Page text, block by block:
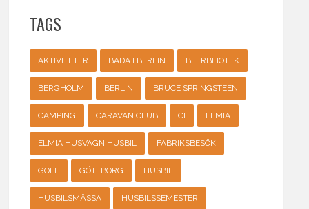
TAGS
AKTIVITETER BADA I BERLIN BEERBLIOTEK
BERGHOLM BERLIN BRUCE SPRINGSTEEN
CAMPING CARAVAN CLUB CI ELMIA
ELMIA HUSVAGN HUSBIL FABRIKSBESÖK
GOLF GÖTEBORG HUSBIL
HUSBILSMÄSSA HUSBILSSEMESTER